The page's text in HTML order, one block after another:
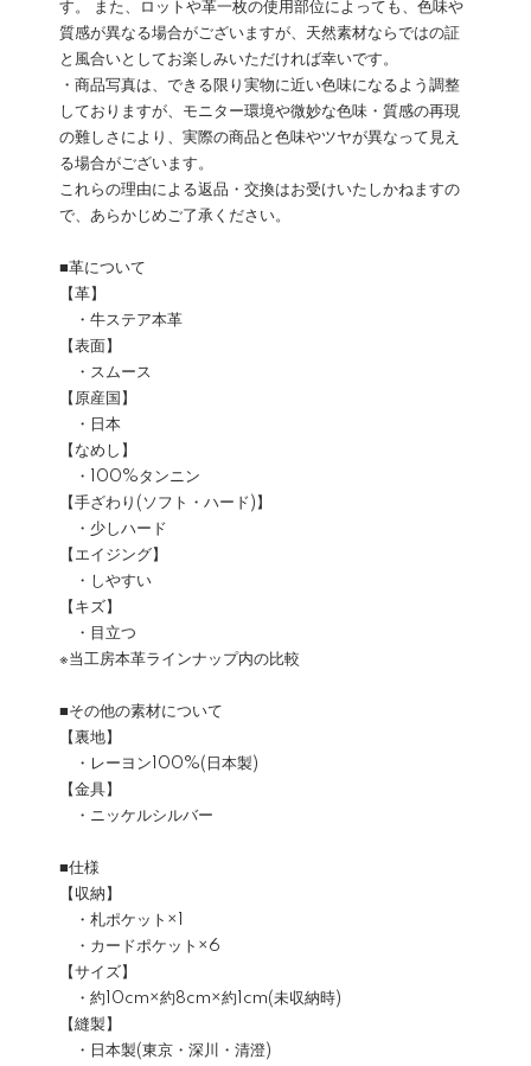
す。 また、ロットや革一枚の使用部位によっても、色味や
質感が異なる場合がございますが、天然素材ならではの証
と風合いとしてお楽しみいただければ幸いです。
・商品写真は、できる限り実物に近い色味になるよう調整
しておりますが、モニター環境や微妙な色味・質感の再現
の難しさにより、実際の商品と色味やツヤが異なって見え
る場合がございます。
これらの理由による返品・交換はお受けいたしかねますの
で、あらかじめご了承ください。
■革について
【革】
・牛ステア本革
【表面】
・スムース
【原産国】
・日本
【なめし】
・100%タンニン
【手ざわり(ソフト・ハード)】
・少しハード
【エイジング】
・しやすい
【キズ】
・目立つ
※当工房本革ラインナップ内の比較
■その他の素材について
【裏地】
・レーヨン100%(日本製)
【金具】
・ニッケルシルバー
■仕様
【収納】
・札ポケット×1
・カードポケット×6
【サイズ】
・約10cm×約8cm×約1cm(未収納時)
【縫製】
・日本製(東京・深川・清澄)